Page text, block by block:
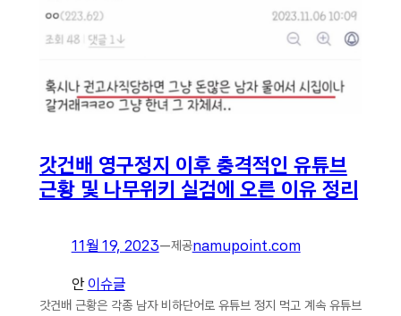
갓건배 영구정지 이후 충격적인 유튜브
근황 및 나무위키 실검에 오른 이유 정리
11월 19, 2023—제공namupoint.com
안 이슈글
갓건배 근황은 각종 남자 비하단어로 유튜브 정지 먹고 계속 유튜브